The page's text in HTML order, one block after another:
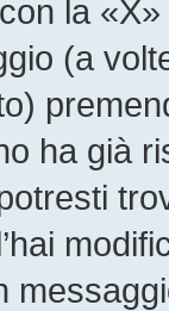
la
(a
ha già